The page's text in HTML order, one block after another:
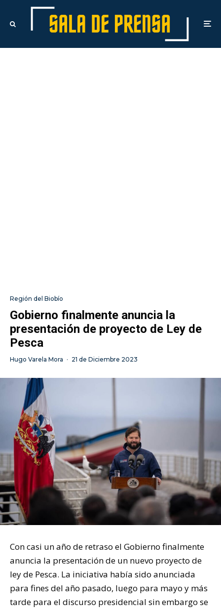
Región del Biobío
Gobierno finalmente anuncia la
presentación de proyecto de Ley de
Pesca
Hugo Varela Mora · 21 de Diciembre 2023
Con casi un año de retraso el Gobierno finalmente
anuncia la presentación de un nuevo proyecto de
ley de Pesca. La iniciativa había sido anunciada
para fines del año pasado, luego para mayo y más
tarde para el discurso presidencial sin embargo se